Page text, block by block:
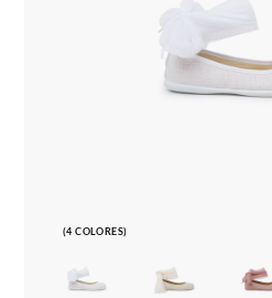
(4 COLORES)